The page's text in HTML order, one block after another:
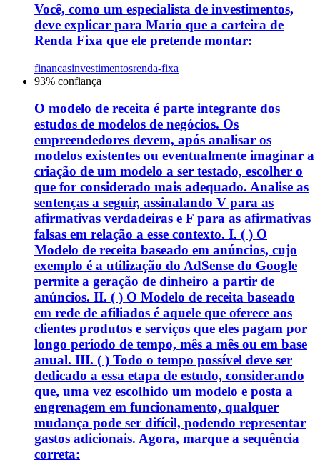
Você, como um especialista de investimentos,
deve explicar para Mario que a carteira de
Renda Fixa que ele pretende montar:
financasinvestimentosrenda-fixa
93% confiança
O modelo de receita é parte integrante dos
estudos de modelos de negócios. Os
empreendedores devem, após analisar os
modelos existentes ou eventualmente imaginar a
criação de um modelo a ser testado, escolher o
que for considerado mais adequado. Analise as
sentenças a seguir, assinalando V para as
afirmativas verdadeiras e F para as afirmativas
falsas em relação a esse contexto. I. ( ) O
Modelo de receita baseado em anúncios, cujo
exemplo é a utilização do AdSense do Google
permite a geração de dinheiro a partir de
anúncios. II. ( ) O Modelo de receita baseado
em rede de afiliados é aquele que oferece aos
clientes produtos e serviços que eles pagam por
longo período de tempo, mês a mês ou em base
anual. III. ( ) Todo o tempo possível deve ser
dedicado a essa etapa de estudo, considerando
que, uma vez escolhido um modelo e posta a
engrenagem em funcionamento, qualquer
mudança pode ser difícil, podendo representar
gastos adicionais. Agora, marque a sequência
correta: